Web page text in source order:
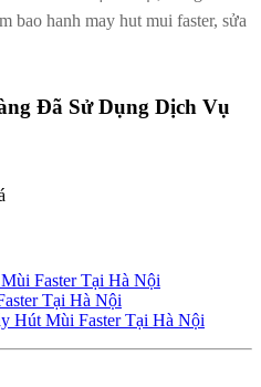
bao hanh may hut mui faster, sửa
Đã Sử Dụng Dịch Vụ
Faster Tại Hà Nội
Tại Hà Nội
Hút Mùi Faster Tại Hà Nội